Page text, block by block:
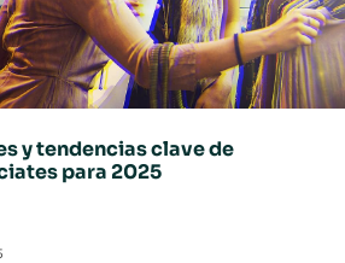
y tendencias clave de
para 2025